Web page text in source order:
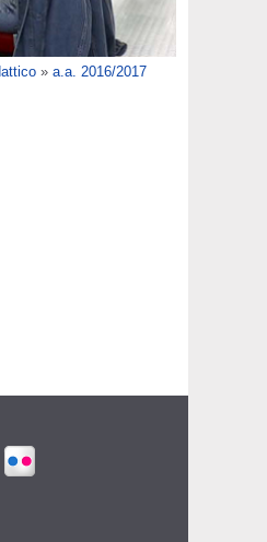
» a.a. 2016/2017